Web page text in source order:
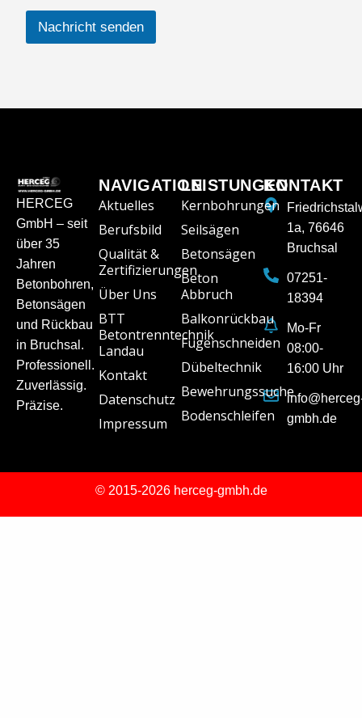
Nachricht senden
HERCEG
GmbH – seit
über 35
Jahren
Betonbohren,
Betonsägen
und Rückbau
in Bruchsal.
Professionell.
Zuverlässig.
Präzise.
NAVIGATION
Aktuelles
Berufsbild
Qualität &
Zertifizierungen
Über Uns
BTT
Betontrenntechnik
Landau
Kontakt
Datenschutz
Impressum
LEISTUNGEN
Kernbohrungen
Seilsägen
Betonsägen
Beton
Abbruch
Balkonrückbau
Fugenschneiden
Dübeltechnik
Bewehrungssuche
Bodenschleifen
KONTAKT
1a, 76646
Bruchsal
07251-
18394
Mo-Fr
08:00-
16:00 Uhr
gmbh.de
© 2015-2026 herceg-gmbh.de